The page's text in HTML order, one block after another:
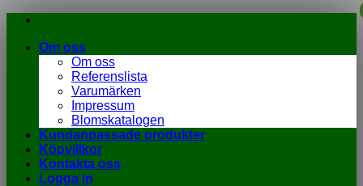
Skip
contentOm oss
Om oss
Referenslista
Varumärken
Impressum
Blomskatalogen
Kundanpassade produkter
Köpvillkor
Kontakta oss
Logga in